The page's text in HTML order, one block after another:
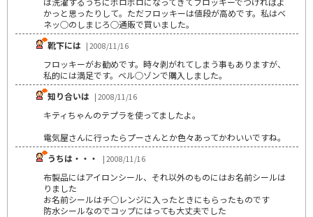
かっと思ったりして。ただフロッキーは値段が高めです。私はベ
ネッ○のしまじろ○通販で買いました。
靴下には | 2008/11/16
フロッキーがお勧めです。時々剥がれてしまう事もありますが、
私的には満足です。ベル○ゾンで購入しました。
知り合いは | 2008/11/16
キティちゃんのテプラを使ってましたよ。
電気屋さんに行ったらプーさんとか色々あってかわいいですね。
うちは・・・
| 2008/11/16
布製品にはアイロンシール、それ以外のものにはお名前シールは
りました
お名前シールはチ○レンジに入ったときにもらったものです
防水シールなのでコップにはっても大丈夫でした